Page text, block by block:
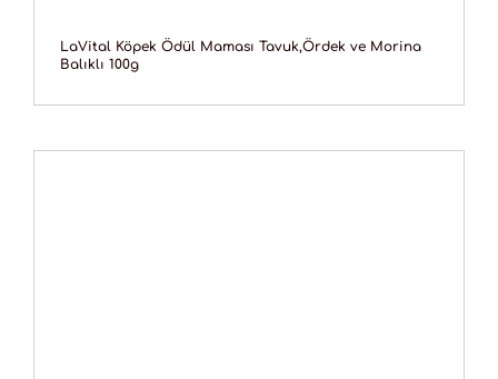
LaVital Köpek Ödül Maması Tavuk,Ördek ve Morina
Balıklı 100g